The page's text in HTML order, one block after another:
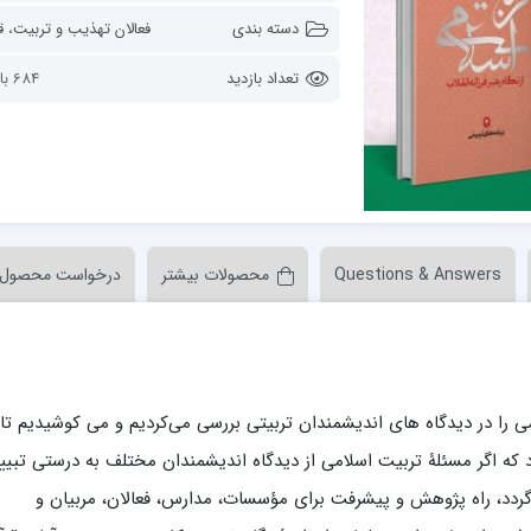
عسکری علیه السلام مدرسه علمیه ولیعصر (عج) خرمدره
قائمیه عج/ بم
اهل بیت علیهم‌السلام/ قلعه گنج
محمودیه/ کرمان
امام جعفر صادق علیه السلام گچساران
دسته بندی
فعالان تهذیب و تربیت،
تعداد بازدید
684 بازدید
Questions & Answers محصولات بیشتر درخواست محصول
در دیدگاه های اندیشمندان تربیتی بررسی می‌كردیم و می کوشیدیم
که اگر مسئلۀ تربیت اسلامی از دیدگاه اندیشمندان مختلف به درستی
راه پژوهش و پیشرفت برای مؤسسات، مدارس، فعالان، مربیان و